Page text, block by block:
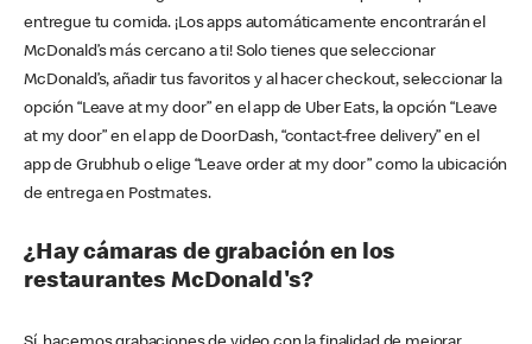
entregue tu comida. ¡Los apps automáticamente encontrarán el
McDonald’s más cercano a ti! Solo tienes que seleccionar
McDonald’s, añadir tus favoritos y al hacer checkout, seleccionar la
opción “Leave at my door” en el app de Uber Eats, la opción “Leave
at my door” en el app de DoorDash, “contact-free delivery” en el
app de Grubhub o elige “Leave order at my door” como la ubicación
de entrega en Postmates.
¿Hay cámaras de grabación en los
restaurantes McDonald's?